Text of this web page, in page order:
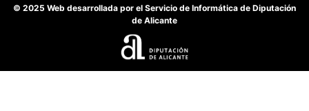
© 2025 Web desarrollada por el Servicio de Informática de Diputación
de Alicante